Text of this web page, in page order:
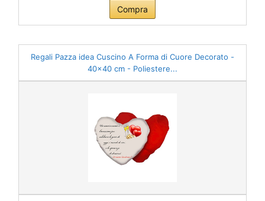
Compra
Regali Pazza idea Cuscino A Forma di Cuore Decorato -
40x40 cm - Poliestere...